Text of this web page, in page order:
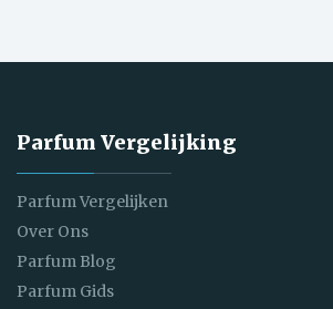
Parfum Vergelijking
Parfum Vergelijken
Over Ons
Parfum Blog
Parfum Gids